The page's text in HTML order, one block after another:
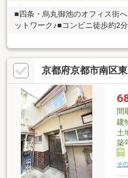
■四条・烏丸御池のオフィス街
ットワーク♪■コンビニ徒歩約2分
京都府京都市南区
間
建
土
築
そ